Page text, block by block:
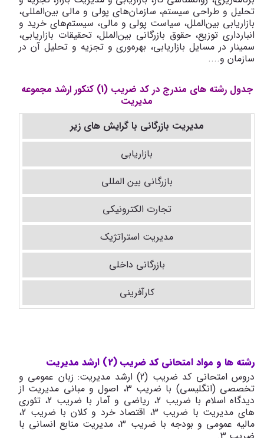
تحلیل‌ و طراحی‌ سیستم‌، سازمان‌های‌ پولی‌ و مالی‌ بین‌المللی‌،
بازاریابی‌ بین‌الملل‌، سیاست‌ پولی‌ و مالی‌، سیستم‌های‌ خرید و
انبارداری‌ توزیع‌، حقوق‌ بازرگانی‌ بین‌الملل‌، تحقیقات‌ بازاریابی‌،
سمینار در مسایل‌ بازاریابی‌، بهره‌وری‌ و تجزیه‌ و تحلیل‌ آن‌ در
سازمان و....
جدول رشته های مندرج در کد ضریب (1) کنکور ارشد مجموعه
مدیریت
مدیریت بازرگانی با گرایش های زیر
بازاریابی
بازرگانی بین المللی
تجارت الکترونیکی
مدیریت استراتژیک
بازرگانی داخلی
کارآفرینی
رشته ها و مواد امتحانی کد ضریب (2) ارشد مدیریت
دروس امتحانی کد ضریب (2) ارشد مدیریت: زبان عمومی و
تخصصی (انگلیسی) با ضریب 3، اصول و مبانی مدیریت از
دیدگاه اسلام با ضریب 2، ریاضی و آمار با ضریب 2، تئوری
های مدیریت با ضریب 3، اقتصاد خرد و کلان با ضریب 2،
مالیه عمومی و بودجه با ضریب 3، مدیریت منابع انسانی با